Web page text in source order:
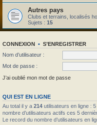
Autres pays
Clubs et terrains, localisés
Sujets : 15
CONNEXION • S’ENREGISTRER
Nom d’utilisateur :
Mot de passe :
J’ai oublié mon mot de passe
QUI EST EN LIGNE
Au total il y a 214 utilisateurs en ligne :
nombre d’utilisateurs actifs ces 5
Le record du nombre d’utilisateurs en